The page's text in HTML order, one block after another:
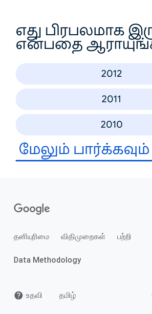
எது பிரபலமாக
என்பதை
2012
2011
2010
மேலும் பார்க்கவும்
தனியுரிமை விதிமுறைகள் பற்றி
Data Methodology
உதவி